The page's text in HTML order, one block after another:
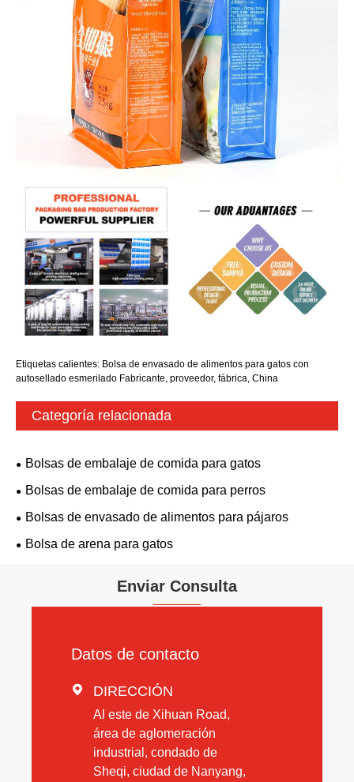
Etiquetas calientes: Bolsa de envasado de alimentos para gatos con
autosellado esmerilado Fabricante, proveedor, fábrica, China
Categoría relacionada
Bolsas de embalaje de comida para gatos
Bolsas de embalaje de comida para perros
Bolsas de envasado de alimentos para pájaros
Bolsa de arena para gatos
Enviar Consulta
Datos de contacto
 DIRECCIÓN
Al este de Xihuan Road,
área de aglomeración
industrial, condado de
Sheqi, ciudad de Nanyang,